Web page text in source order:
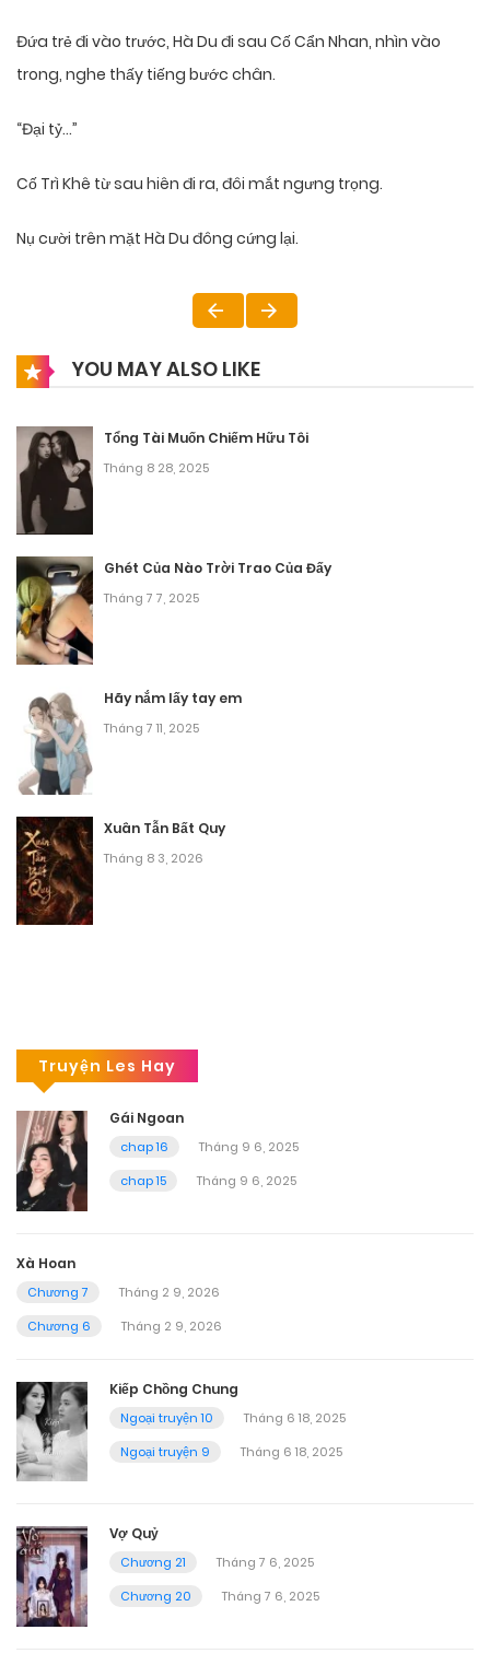
Đứa trẻ đi vào trước, Hà Du đi sau Cố Cẩn Nhan, nhìn vào
trong, nghe thấy tiếng bước chân.
“Đại tỷ…”
Cố Trì Khê từ sau hiên đi ra, đôi mắt ngưng trọng.
Nụ cười trên mặt Hà Du đông cứng lại.
YOU MAY ALSO LIKE
Tổng Tài Muốn Chiếm Hữu Tôi
Tháng 8 28, 2025
Ghét Của Nào Trời Trao Của Đấy
Tháng 7 7, 2025
Hãy nắm lấy tay em
Tháng 7 11, 2025
Xuân Tẫn Bất Quy
Tháng 8 3, 2026
Truyện Les Hay
Gái Ngoan
chap 16
Tháng 9 6, 2025
chap 15
Tháng 9 6, 2025
Xà Hoan
Chương 7
Tháng 2 9, 2026
Chương 6
Tháng 2 9, 2026
Kiếp Chồng Chung
Ngoại truyện 10
Tháng 6 18, 2025
Ngoại truyện 9
Tháng 6 18, 2025
Vợ Quỷ
Chương 21
Tháng 7 6, 2025
Chương 20
Tháng 7 6, 2025